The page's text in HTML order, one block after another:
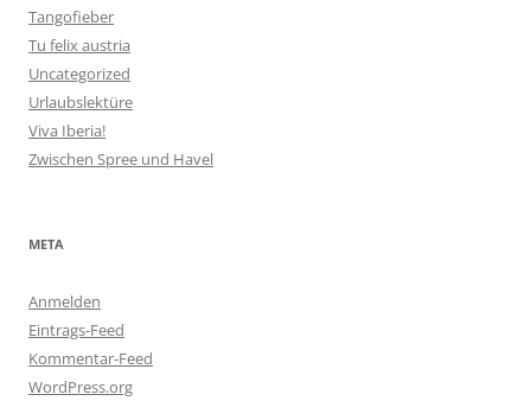
Tangofieber
Tu felix austria
Uncategorized
Urlaubslektüre
Viva Iberia!
Zwischen Spree und Havel
META
Anmelden
Eintrags-Feed
Kommentar-Feed
WordPress.org